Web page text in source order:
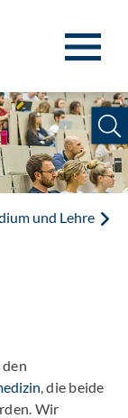
und Lehre
, die beide
Wir